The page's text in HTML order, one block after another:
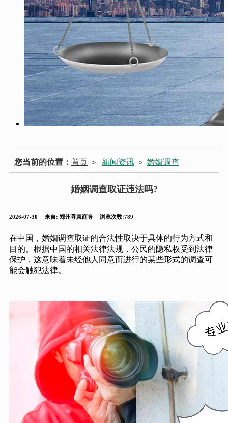
您当前的位置： 首页 > 新闻资讯 > 婚姻调查
婚姻调查取证违法吗?
2026-07-30 来自: 郑州寻真商务 浏览次数:789
在中国，婚姻调查取证的合法性取决于具体的行为方式和
目的。根据中国的相关法律法规，公民的隐私权受到法律
保护，这意味着未经他人同意而进行的某些形式的调查可
能会触犯法律。